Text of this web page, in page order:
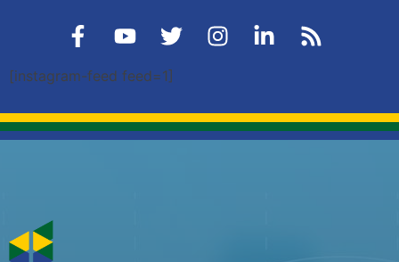
[instagram-feed feed=1]